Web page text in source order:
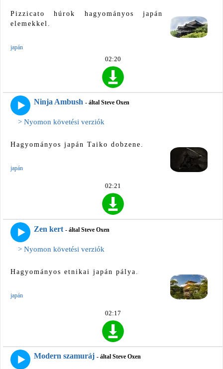
Pizzicato húrok hagyományos japán
elemekkel.
japán
02:20
Ninja Ambush - által Steve Oxen
> Nyomon követési verziók
Hagyományos japán Taiko dobzene.
japán
02:21
Zen kert - által Steve Oxen
> Nyomon követési verziók
Hagyományos etnikai japán pálya.
japán
02:17
Modern szamuráj - által Steve Oxen